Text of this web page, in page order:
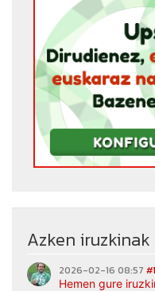
Azken iruzkinak
2026-02-16 08:57 #1
Hemen gure